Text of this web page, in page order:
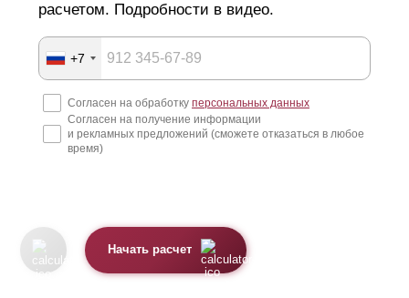
расчетом. Подробности в видео.
+7
Согласен на обработку персональных данных
Согласен на получение информации
и рекламных предложений (сможете отказаться в любое
время)
Начать расчет